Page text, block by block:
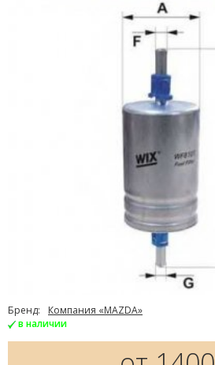
Бренд:
Компания «MAZDA»
в наличии